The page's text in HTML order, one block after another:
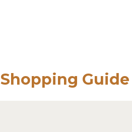
Shopping Guide